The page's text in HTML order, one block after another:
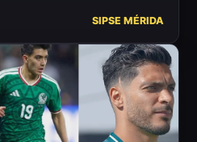
SIPSE MÉRIDA